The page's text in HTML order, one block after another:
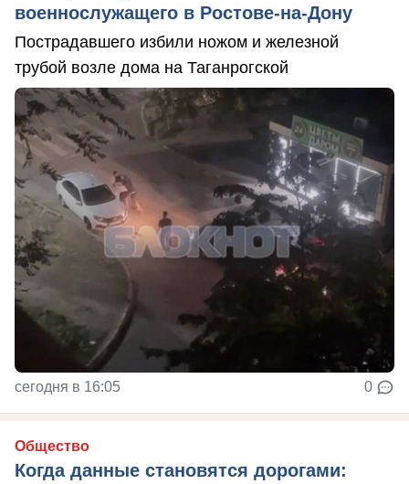
военнослужащего в Ростове-на-Дону
Пострадавшего избили ножом и железной
трубой возле дома на Таганрогской
сегодня в 16:05 0
Общество
Когда данные становятся дорогами: